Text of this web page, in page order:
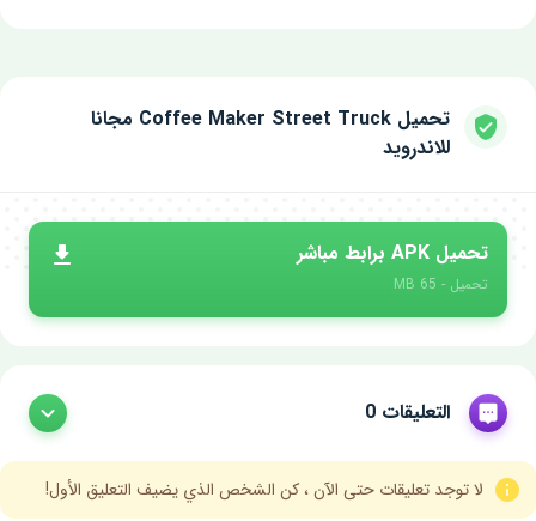
تحميل Coffee Maker Street Truck مجانا
للاندرويد
تحميل APK برابط مباشر
تحميل - 65 MB
التعليقات 0
لا توجد تعليقات حتى الآن ، كن الشخص الذي يضيف التعليق الأول!